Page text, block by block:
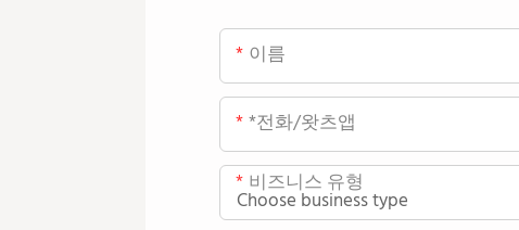
이름
*전화/왓츠앱
비즈니스 유형